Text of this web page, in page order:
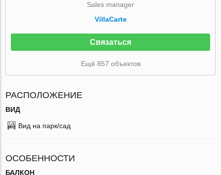
Sales manager
VillaСarte
Связаться
Ещё 857 объектов
РАСПОЛОЖЕНИЕ
ВИД
Вид на парк/сад
ОСОБЕННОСТИ
БАЛКОН